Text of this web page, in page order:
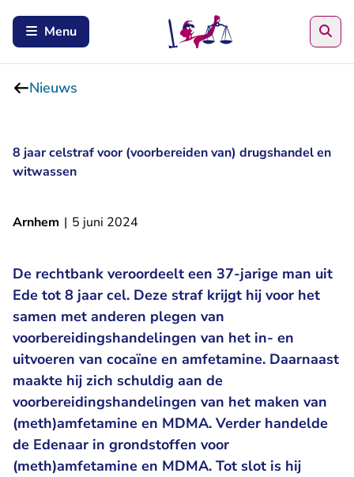
Menu
Nieuws
8 jaar celstraf voor (voorbereiden van) drugshandel en
witwassen
Arnhem | 5 juni 2024
De rechtbank veroordeelt een 37-jarige man uit
Ede tot 8 jaar cel. Deze straf krijgt hij voor het
samen met anderen plegen van
voorbereidingshandelingen van het in- en
uitvoeren van cocaïne en amfetamine. Daarnaast
maakte hij zich schuldig aan de
voorbereidingshandelingen van het maken van
(meth)amfetamine en MDMA. Verder handelde
de Edenaar in grondstoffen voor
(meth)amfetamine en MDMA. Tot slot is hij